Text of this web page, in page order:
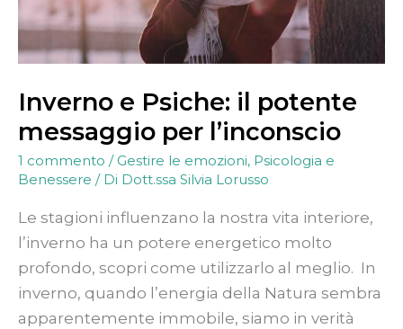
Inverno e Psiche: il potente
messaggio per l’inconscio
1 commento / Gestire le emozioni, Psicologia e
Benessere / Di Dott.ssa Silvia Lorusso
Le stagioni influenzano la nostra vita interiore,
l’inverno ha un potere energetico molto
profondo, scopri come utilizzarlo al meglio. In
inverno, quando l’energia della Natura sembra
apparentemente immobile, siamo in verità